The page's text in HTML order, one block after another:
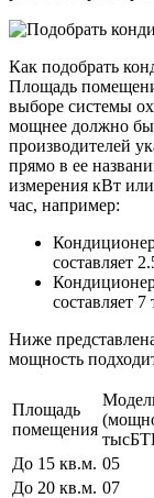
Как подобрать
Площадь
выборе системы
мощнее должно
производителей
прямо в ее
измерения кВт
час, например:
составляет
составляет
Ниже
мощность
Площадь
помещения
До 15 кв.м. 05
До 20 кв.м. 07